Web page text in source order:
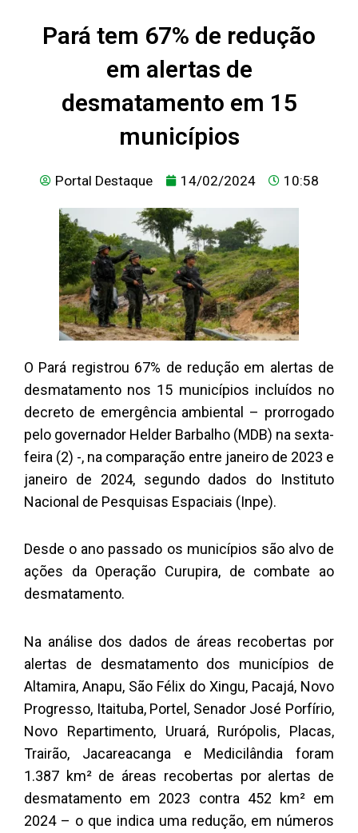
Pará tem 67% de redução
em alertas de
desmatamento em 15
municípios
Portal Destaque 14/02/2024 10:58
O Pará registrou 67% de redução em alertas de
desmatamento nos 15 municípios incluídos no
decreto de emergência ambiental – prorrogado
pelo governador Helder Barbalho (MDB) na sexta-
feira (2) -, na comparação entre janeiro de 2023 e
janeiro de 2024, segundo dados do Instituto
Nacional de Pesquisas Espaciais (Inpe).
Desde o ano passado os municípios são alvo de
ações da Operação Curupira, de combate ao
desmatamento.
Na análise dos dados de áreas recobertas por
alertas de desmatamento dos municípios de
Altamira, Anapu, São Félix do Xingu, Pacajá, Novo
Progresso, Itaituba, Portel, Senador José Porfírio,
Novo Repartimento, Uruará, Rurópolis, Placas,
Trairão, Jacareacanga e Medicilândia foram
1.387 km² de áreas recobertas por alertas de
desmatamento em 2023 contra 452 km² em
2024 – o que indica uma redução, em números